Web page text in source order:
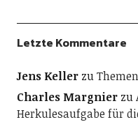
Letzte Kommentare
Jens Kellerzu
Charles Margnierzu
Herkulesaufgabe für